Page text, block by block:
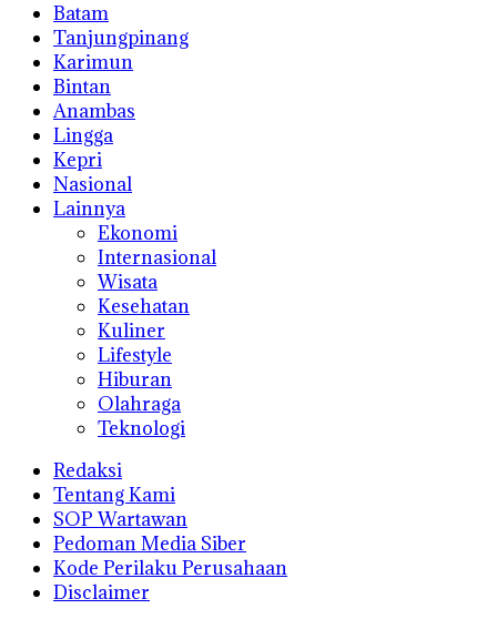
Batam
Tanjungpinang
Karimun
Bintan
Anambas
Lingga
Kepri
Nasional
Lainnya
Ekonomi
Internasional
Wisata
Kesehatan
Kuliner
Lifestyle
Hiburan
Olahraga
Teknologi
Redaksi
Tentang Kami
SOP Wartawan
Pedoman Media Siber
Kode Perilaku Perusahaan
Disclaimer